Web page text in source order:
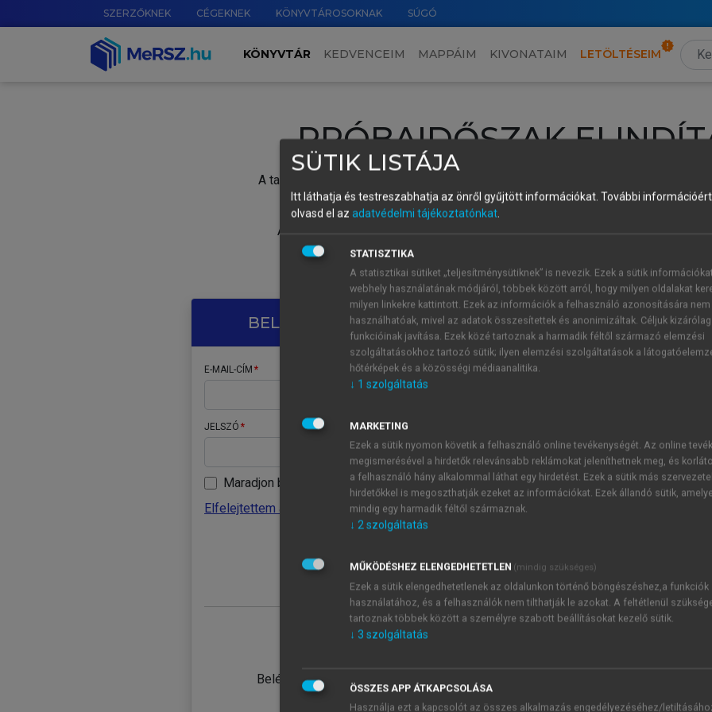
SZERZŐKNEK CÉGEKNEK KÖNYVTÁROSOKNAK SÚGÓ
KÖNYVTÁR KEDVENCEIM MAPPÁIM KIVONATAIM LETÖLTÉSEIM
PRÓBAIDŐSZAK
A tartalom megtekintéséhez lépj be a saját fiókoddal, iskolai azonosítóddal vagy
Új felhasználóként1 óra díjmentes hozzáférésrevagy
A próbaidőszak elindításához,
vagy hozz
A regisztráció után a
BELÉPÉS SAJÁT FIÓKKAL
E-MAIL-CÍM
JELSZÓ
Maradjon belépve
Elfelejtettem a jelszavamat
Belépés intézményi azonosítóval
ÚJ FIÓK
1 óra
JELSZÓ
Kérek értesítést a MeRSZ
Kérek értesítést az
SÜTIK LISTÁJA
Itt láthatja és testreszabhatja az önről gyűjtött információkat. További
olvasd el az adatvédelmi tájékoztatónkat.
STATISZTIKA
A statisztikai sütiket „teljesítménysütiknek” is nevezik. Ezek a sütik
webhely használatának módjáról, többek között arról, hogy milyen oldalakat
milyen linkekre kattintott. Ezek az információk a felhasználó azonosítására nem
használhatóak, mivel az adatok összesítettek és anonimizáltak. Céljuk
funkcióinak javítása. Ezek közé tartoznak a harmadik féltől származó elemzési
szolgáltatásokhoz tartozó sütik; ilyen elemzési szolgáltatások a
hőtérképek és a közösségi médiaanalitika.
↓ 1 szolgáltatás
MARKETING
Ezek a sütik nyomon követik a felhasználó online tevékenységét. Az online
megismerésével a hirdetők relevánsabb reklámokat jeleníthetnek meg, és
a felhasználó hány alkalommal láthat egy hirdetést. Ezek a sütik más
hirdetőkkel is megoszthatják ezeket az információkat. Ezek állandó sütik,
mindig egy harmadik féltől származnak.
↓ 2szolgáltatás
MŰKÖDÉSHEZ ELENGEDHETETLEN (mindig szükséges)
Ezek a sütik elengedhetetlenek az oldalunkon történő böngészéshez,a funkciók
használatához, és a felhasználók nem tilthatják le azokat. A feltétlenül
tartoznak többek között a személyre szabott beállításokat kezelő sütik.
↓ 3 szolgáltatás
ÖSSZES APP ÁTKAPCSOLÁSA
Használja ezt a kapcsolót az összes alkalmazás engedélyezéséhez/